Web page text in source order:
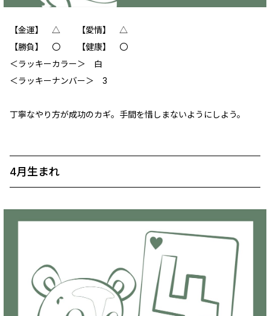
【金運】 △ 【愛情】 △
【勝負】 〇 【健康】 〇
＜ラッキーカラー＞ 白
＜ラッキーナンバー＞ 3
丁寧なやり方が成功のカギ。手間を惜しまないようにしよう。
4月生まれ